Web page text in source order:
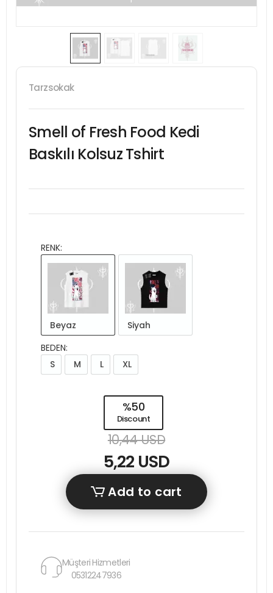
Tarzsokak
Smell of Fresh Food Kedi
Baskılı Kolsuz Tshirt
RENK:
Beyaz
Siyah
BEDEN:
S
M L XL
%50
Discount
10,44 USD
5,22 USD
Add to cart
Müşteri Hizmetleri
05312247936